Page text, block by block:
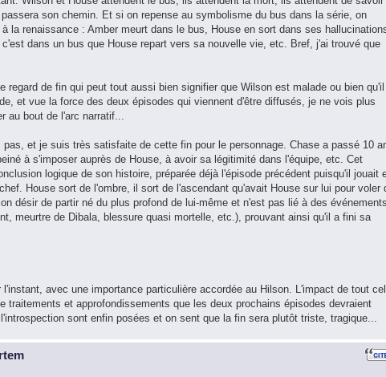
son chemin. Et si on repense au symbolisme du bus dans la série, on
la renaissance : Amber meurt dans le bus, House en sort dans ses
dans un bus que House repart vers sa nouvelle vie, etc. Bref, j'ai trouvé que
regard de fin qui peut tout aussi bien signifier que Wilson est malade ou bien qu'il
et vue la force des deux épisodes qui viennent d'être diffusés, je ne vois plus
au bout de l'arc narratif...
et je suis très satisfaite de cette fin pour le personnage. Chase a passé 10
à s'imposer auprès de House, à avoir sa légitimité dans l'équipe, etc. Cet
logique de son histoire, préparée déjà l'épisode précédent puisqu'il jouait
House sort de l'ombre, il sort de l'ascendant qu'avait House sur lui pour voler
désir de partir né du plus profond de lui-même et n'est pas lié à des événements
meurtre de Dibala, blessure quasi mortelle, etc.), prouvant ainsi qu'il a fini sa
avec une importance particulière accordée au Hilson. L'impact de tout
traitements et approfondissements que les deux prochains épisodes devraient
sont enfin posées et on sent que la fin sera plutôt triste, tragique...